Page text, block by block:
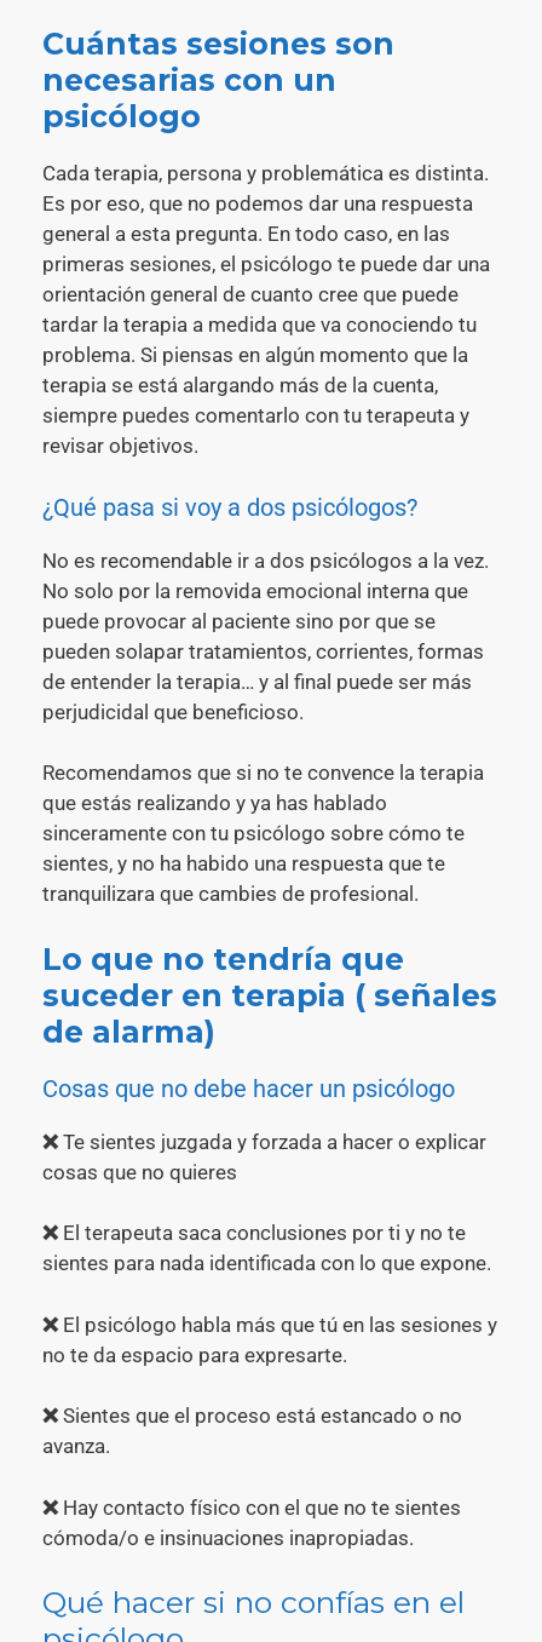
Cuántas sesiones son
necesarias con un
psicólogo
Cada terapia, persona y problemática es distinta.
Es por eso, que no podemos dar una respuesta
general a esta pregunta. En todo caso, en las
primeras sesiones, el psicólogo te puede dar una
orientación general de cuanto cree que puede
tardar la terapia a medida que va conociendo tu
problema. Si piensas en algún momento que la
terapia se está alargando más de la cuenta,
siempre puedes comentarlo con tu terapeuta y
revisar objetivos.
¿Qué pasa si voy a dos psicólogos?
No es recomendable ir a dos psicólogos a la vez.
No solo por la removida emocional interna que
puede provocar al paciente sino por que se
pueden solapar tratamientos, corrientes, formas
de entender la terapia… y al final puede ser más
perjudicidal que beneficioso.
Recomendamos que si no te convence la terapia
que estás realizando y ya has hablado
sinceramente con tu psicólogo sobre cómo te
sientes, y no ha habido una respuesta que te
tranquilizara que cambies de profesional.
Lo que no tendría que
suceder en terapia ( señales
de alarma)
Cosas que no debe hacer un psicólogo
❌ Te sientes juzgada y forzada a hacer o explicar
cosas que no quieres
❌ El terapeuta saca conclusiones por ti y no te
sientes para nada identificada con lo que expone.
❌ El psicólogo habla más que tú en las sesiones y
no te da espacio para expresarte.
❌ Sientes que el proceso está estancado o no
avanza.
❌ Hay contacto físico con el que no te sientes
cómoda/o e insinuaciones inapropiadas.
Qué hacer si no confías en el